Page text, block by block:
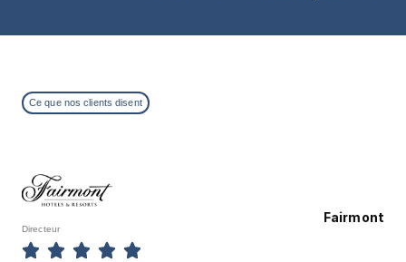
Ce que nos clients disent
Fairmont
Directeur